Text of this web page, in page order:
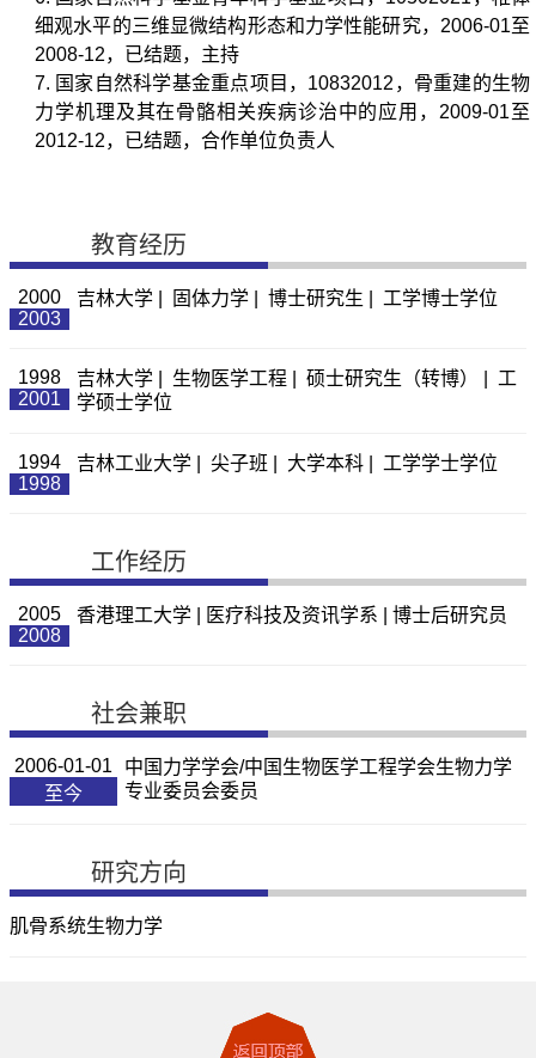
细观水平的三维显微结构形态和力学性能研究，2006-01至
2008-12，已结题，主持
7. 国家自然科学基金重点项目，10832012，骨重建的生物
力学机理及其在骨骼相关疾病诊治中的应用，2009-01至
2012-12，已结题，合作单位负责人
教育经历
2000
2003
吉林大学 | 固体力学 | 博士研究生 | 工学博士学位
1998
2001
吉林大学 | 生物医学工程 | 硕士研究生（转博） | 工
学硕士学位
1994
1998
吉林工业大学 | 尖子班 | 大学本科 | 工学学士学位
工作经历
2005
2008
香港理工大学 | 医疗科技及资讯学系 | 博士后研究员
社会兼职
2006-01-01
至今
中国力学学会/中国生物医学工程学会生物力学
专业委员会委员
研究方向
肌骨系统生物力学